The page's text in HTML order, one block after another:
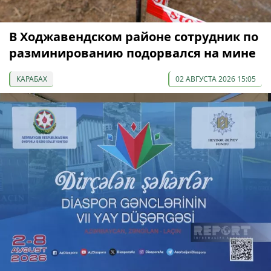
В Ходжавендском районе сотрудник по
разминированию подорвался на мине
КАРАБАХ 02 АВГУСТА 2026 15:05